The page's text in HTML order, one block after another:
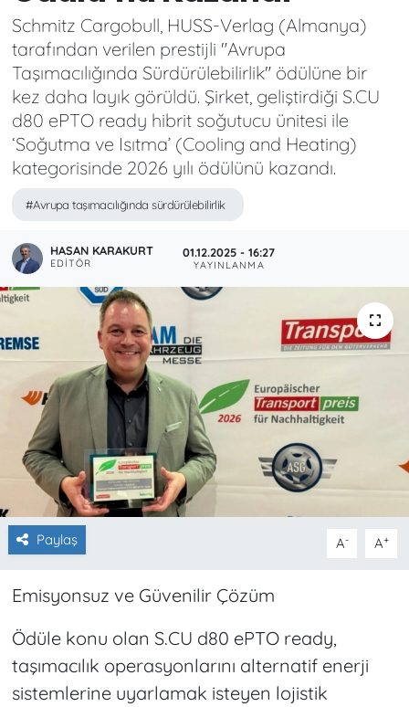
Schmitz Cargobull, HUSS-Verlag (Almanya)
tarafından verilen prestijli "Avrupa
Taşımacılığında Sürdürülebilirlik" ödülüne bir
kez daha layık görüldü. Şirket, geliştirdiği S.CU
d80 ePTO ready hibrit soğutucu ünitesi ile
‘Soğutma ve Isıtma’ (Cooling and Heating)
kategorisinde 2026 yılı ödülünü kazandı.
#Avrupa taşımacılığında sürdürülebilirlik
HASAN KARAKURT
EDITÖR
01.12.2025 - 16:27
YAYINLANMA
Paylaş A- A+
Emisyonsuz ve Güvenilir Çözüm
Ödüle konu olan S.CU d80 ePTO ready,
taşımacılık operasyonlarını alternatif enerji
sistemlerine uyarlamak isteyen lojistik